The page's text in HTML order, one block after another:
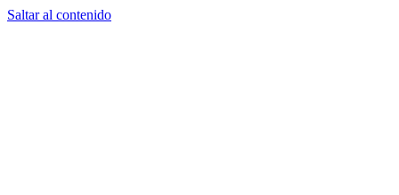
Saltar al contenido